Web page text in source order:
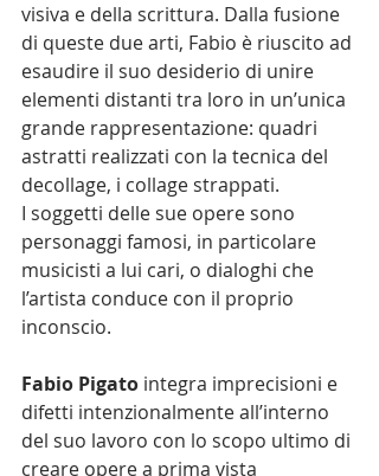
visiva e della scrittura. Dalla fusione
di queste due arti, Fabio è riuscito ad
esaudire il suo desiderio di unire
elementi distanti tra loro in un’unica
grande rappresentazione: quadri
astratti realizzati con la tecnica del
decollage, i collage strappati.
I soggetti delle sue opere sono
personaggi famosi, in particolare
musicisti a lui cari, o dialoghi che
l’artista conduce con il proprio
inconscio.
Fabio Pigato integra imprecisioni e
difetti intenzionalmente all’interno
del suo lavoro con lo scopo ultimo di
creare opere a prima vista